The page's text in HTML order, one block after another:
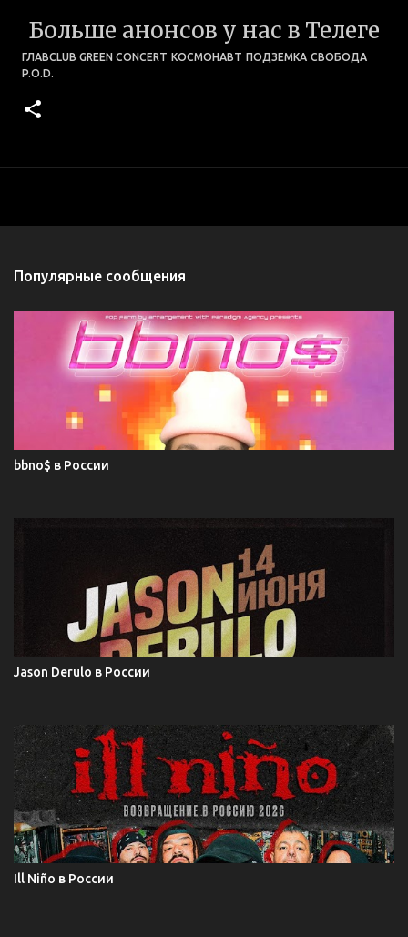
Больше анонсов у нас в Телеге
ГЛАВCLUB GREEN CONCERT КОСМОНАВТ ПОДЗЕМКА СВОБОДА
P.O.D.
Популярные сообщения
bbno$ в России
Jason Derulo в России
Ill Niño в России